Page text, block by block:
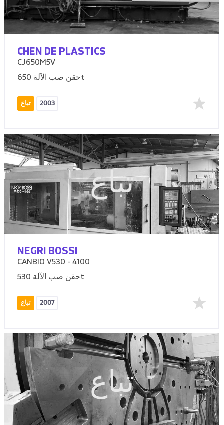
CHEN DE PLASTICS
CJ650M5V
حقن صب الآلة 650t
تباع 2003
تباع
NEGRI BOSSI
CANBIO V530 - 4100
حقن صب الآلة 530t
تباع 2007
تباع